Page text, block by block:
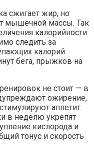
сжигает жир, но
мышечной массы. Так
калорийности
следить за
калорий.
бега, прыжков на
не стоит — в
ожирение,
аппетит.
в неделю укрепят
кислорода и
тонус и скорость